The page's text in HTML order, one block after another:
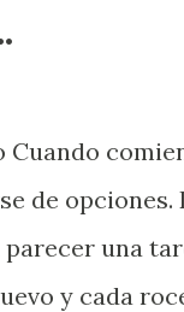
Cuando
de opciones.
una
y cada